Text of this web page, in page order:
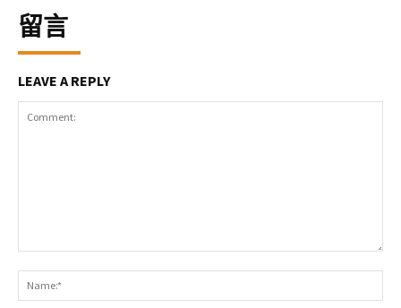
留言
LEAVE A REPLY